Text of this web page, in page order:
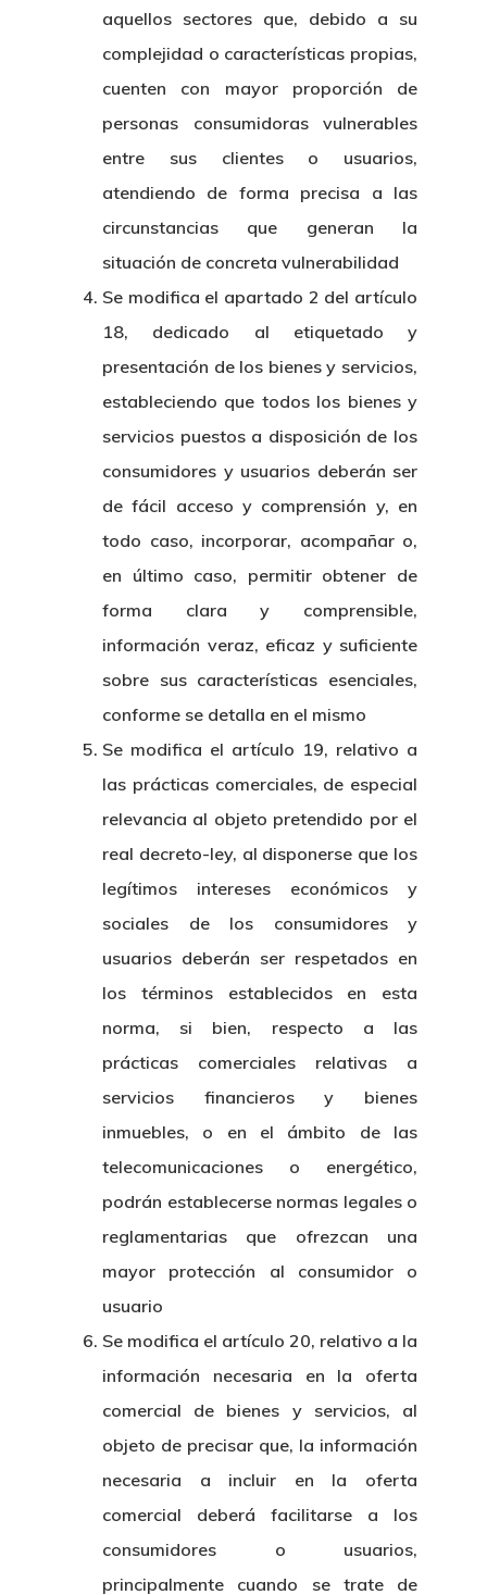
aquellos sectores que, debido a su
complejidad o características propias,
cuenten con mayor proporción de
personas consumidoras vulnerables
entre sus clientes o usuarios,
atendiendo de forma precisa a las
circunstancias que generan la
situación de concreta vulnerabilidad
Se modifica el apartado 2 del artículo
18, dedicado al etiquetado y
presentación de los bienes y servicios,
estableciendo que todos los bienes y
servicios puestos a disposición de los
consumidores y usuarios deberán ser
de fácil acceso y comprensión y, en
todo caso, incorporar, acompañar o,
en último caso, permitir obtener de
forma clara y comprensible,
información veraz, eficaz y suficiente
sobre sus características esenciales,
conforme se detalla en el mismo
Se modifica el artículo 19, relativo a
las prácticas comerciales, de especial
relevancia al objeto pretendido por el
real decreto-ley, al disponerse que los
legítimos intereses económicos y
sociales de los consumidores y
usuarios deberán ser respetados en
los términos establecidos en esta
norma, si bien, respecto a las
prácticas comerciales relativas a
servicios financieros y bienes
inmuebles, o en el ámbito de las
telecomunicaciones o energético,
podrán establecerse normas legales o
reglamentarias que ofrezcan una
mayor protección al consumidor o
usuario
Se modifica el artículo 20, relativo a la
información necesaria en la oferta
comercial de bienes y servicios, al
objeto de precisar que, la información
necesaria a incluir en la oferta
comercial deberá facilitarse a los
consumidores o usuarios,
principalmente cuando se trate de